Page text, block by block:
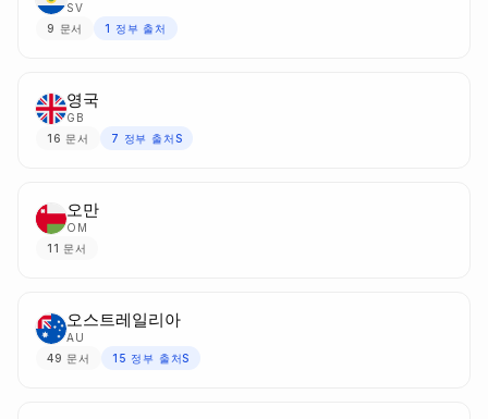
SV
9 문서 1 정부 출처
영국
GB
16 문서 7 정부 출처S
오만
OM
11 문서
오스트레일리아
AU
49 문서 15 정부 출처S